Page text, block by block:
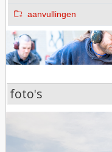
aanvullingen
foto's